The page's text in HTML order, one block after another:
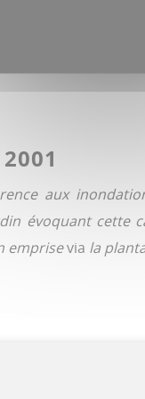
de l’Atelier
aux
évoquant cette
emprisevia la